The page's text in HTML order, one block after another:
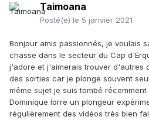
Taimoana
Posté(e) le 5 janvier 2021
Bonjour amis passionnés, je voulais
chasse dans le secteur du Cap
j'adore et j'aimerais trouver d'autres
des sorties car je plonge souvent
même sujet je suis tombé
Dominique lorre un plongeur
régulièrement des vidéos très bien